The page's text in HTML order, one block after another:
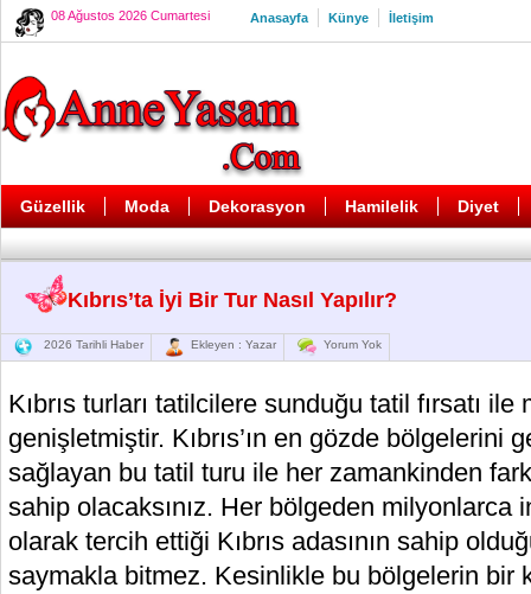
08 Ağustos 2026 Cumartesi Anasayfa Künye İletişim
Güzellik Moda Dekorasyon Hamilelik Diyet
Kıbrıs’ta İyi Bir Tur Nasıl Yapılır?
2026 Tarihli Haber Ekleyen : Yazar Yorum Yok
Kıbrıs turları tatilcilere sunduğu tatil fırsatı ile
genişletmiştir. Kıbrıs’ın en gözde bölgelerini
sağlayan bu tatil turu ile her zamankinden
sahip olacaksınız. Her bölgeden milyonlarca
olarak tercih ettiği Kıbrıs adasının sahip
saymakla bitmez. Kesinlikle bu bölgelerin bir